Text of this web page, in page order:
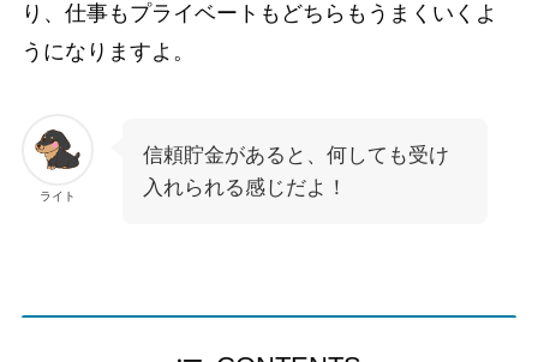
り、仕事もプライベートもどちらもうまくいくよ
うになりますよ。
ライト
信頼貯金があると、何しても受け
入れられる感じだよ！